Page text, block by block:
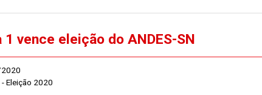
1 vence eleição do ANDES-SN
- Eleição 2020